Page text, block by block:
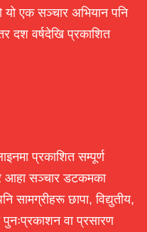
एक सञ्चार अभियान पनि
दश वर्षदेखि प्रकाशित
प्रकाशित सम्पूर्ण
आहा सञ्चार डटकमका
सामग्रीहरू छापा, विद्युतीय,
वा प्रसारण